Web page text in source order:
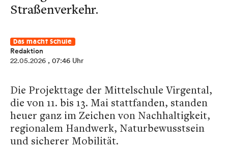
Straßenverkehr.
Das macht Schule
Redaktion
22.05.2026 , 07:46 Uhr
Die Projekttage der Mittelschule Virgental,
die von 11. bis 13. Mai stattfanden, standen
heuer ganz im Zeichen von Nachhaltigkeit,
regionalem Handwerk, Naturbewusstsein
und sicherer Mobilität.